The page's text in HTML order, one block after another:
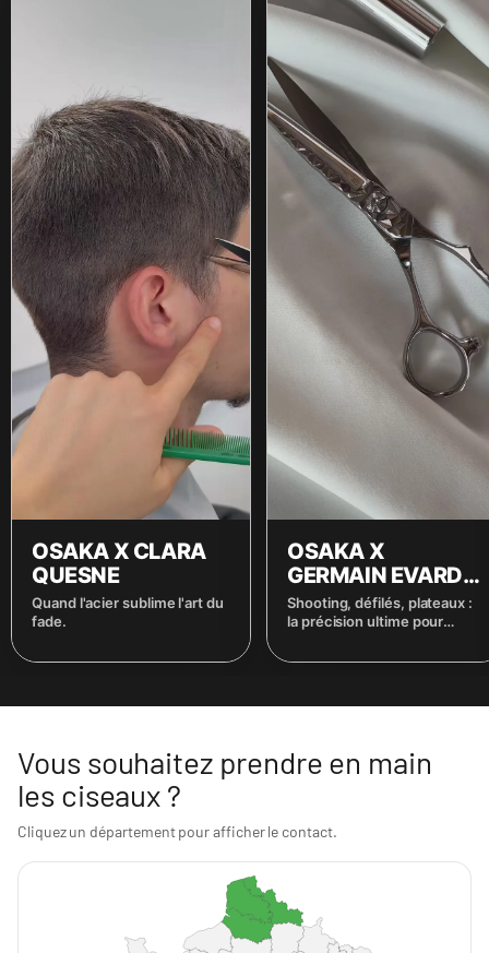
OSAKA X CLARA
QUESNE
Quand l'acier sublime l'art du
fade.
OSAKA X
GERMAIN EVARD
LEBRET
Shooting, défilés, plateaux :
la précision ultime pour
Studio.
Vous souhaitez prendre en main
les ciseaux ?
Cliquez un département pour afficher le contact.